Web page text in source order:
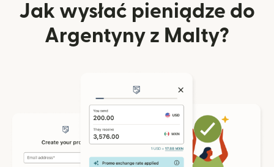
Jak wysłać pieniądze do
Argentyny z Malty?